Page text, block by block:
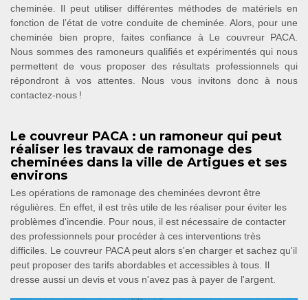
cheminée. Il peut utiliser différentes méthodes de matériels en
fonction de l’état de votre conduite de cheminée. Alors, pour une
cheminée bien propre, faites confiance à Le couvreur PACA.
Nous sommes des ramoneurs qualifiés et expérimentés qui nous
permettent de vous proposer des résultats professionnels qui
répondront à vos attentes. Nous vous invitons donc à nous
contactez-nous !
Le couvreur PACA : un ramoneur qui peut
réaliser les travaux de ramonage des
cheminées dans la ville de Artigues et ses
environs
Les opérations de ramonage des cheminées devront être
régulières. En effet, il est très utile de les réaliser pour éviter les
problèmes d'incendie. Pour nous, il est nécessaire de contacter
des professionnels pour procéder à ces interventions très
difficiles. Le couvreur PACA peut alors s'en charger et sachez qu'il
peut proposer des tarifs abordables et accessibles à tous. Il
dresse aussi un devis et vous n'avez pas à payer de l'argent.